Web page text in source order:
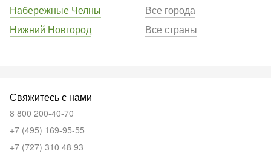
Набережные Челны
Нижний Новгород
Все города
Все страны
Свяжитесь с нами
8 800 200-40-70
+7 (495) 169-95-55
+7 (727) 310 48 93